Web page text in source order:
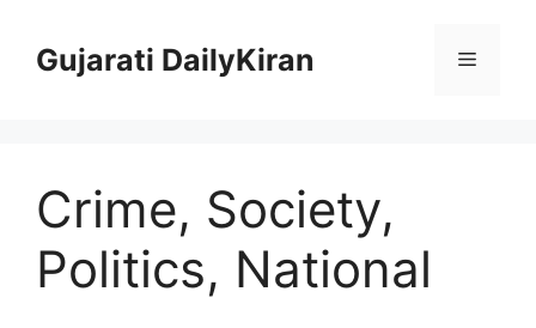
contentGujarati DailyKiran Menu
Crime, Society,
Politics, National